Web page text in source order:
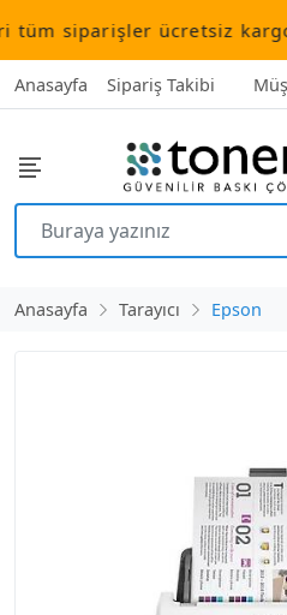
siparişler ücretsiz kargo
Anasayfa Sipariş Takibi
Anasayfa Tarayıcı Epson